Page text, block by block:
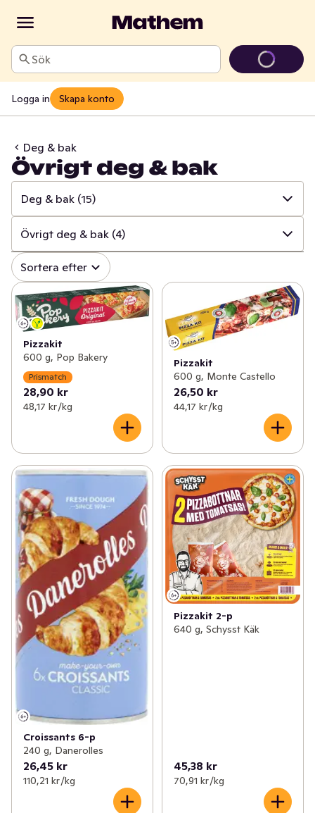
Sök
Logga in Skapa konto
Deg & bak
Övrigt deg & bak
Deg & bak (15)
✓ Alla (615)
✓ Matbröd
✓ Knäckebröd & skorpor (104)
✓ Kex & kakor (148)
✓ Kaffebröd & tårtor
✓ Korv- & hamburgerbröd
Tilltugg
Övrigt deg & bak (4)
✓ Alla (15)
✓ Övrigt deg & bak (4)
✓ Smördeg & mördeg
✓ Pizzadeg (4)
✓ Fryst deg & bak
Sortera efter
Pizzakit
600 g, Pop Bakery
Prismatch
28,90 kr
48,17 kr /kg
Pizzakit
600 g, Monte Castello
26,50 kr
44,17 kr /kg
Croissants 6-p
240 g, Danerolles
26,45 kr
110,21 kr /kg
Pizzakit 2-p
640 g, Schysst Käk
45,38 kr
70,91 kr /kg